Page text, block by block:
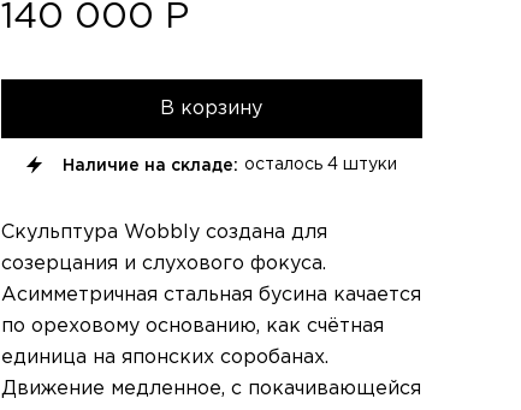
140 000 Р
В корзину
Наличие на складе: осталось 4 штуки
Скульптура Wobbly создана для
созерцания и слухового фокуса.
Асимметричная стальная бусина качается
по ореховому основанию, как счётная
единица на японских соробанах.
Движение медленное, с покачивающейся